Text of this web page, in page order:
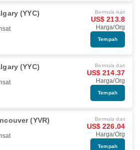
(YYC) Bermula dari
US$ 213.8
Harga/Org
Tempah
(YYC) Bermula dari
US$ 214.37
Harga/Org
Tempah
(YVR) Bermula dari
US$ 226.04
Harga/Org
Tempah